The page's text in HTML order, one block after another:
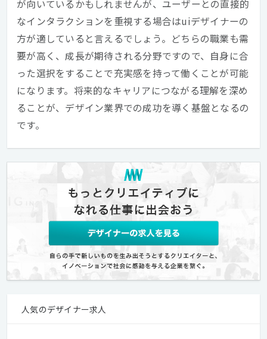
が向いているかもしれませんが、ユーザーとの直接的
なインタラクションを重視する場合はuiデザイナーの
方が適していると言えるでしょう。どちらの職業も需
要が高く、成長が期待される分野ですので、自身に合
った選択をすることで充実感を持って働くことが可能
になります。将来的なキャリアにつながる理解を深め
ることが、デザイン業界での成功を導く基盤となるの
です。
人気のデザイナー求人